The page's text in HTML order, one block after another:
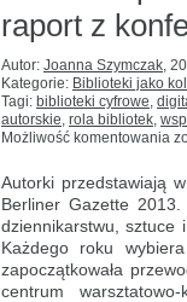
raport z
Autor: Joanna Szymczak,
Kategorie: Biblioteki jako
Tagi: biblioteki cyfrowe,
autorskie, rola bibliotek,
Możliwość komentowania
–
Autorki przedstawiają
Berliner Gazette
dziennikarstwu, sztuce
Każdego roku
zapoczątkowała
centrum